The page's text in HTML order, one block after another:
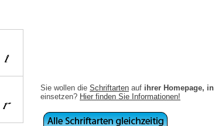
Sie wollen die Schriftarten auf ihrer Homepage,
einsetzen? Hier finden Sie Informationen!